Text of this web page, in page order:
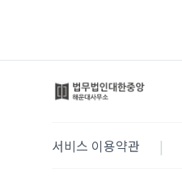
서비스 이용약관 |